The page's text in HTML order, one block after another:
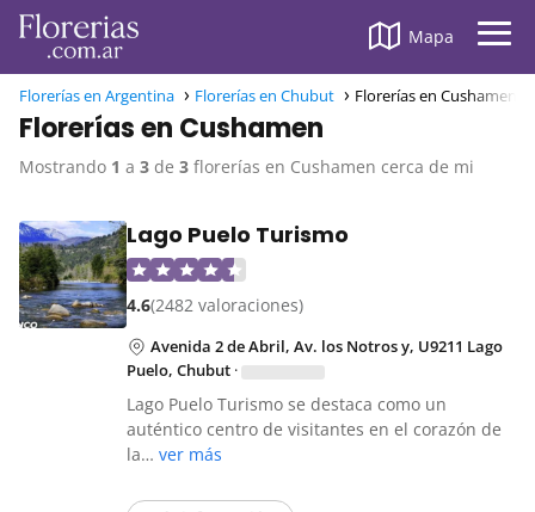
Mapa
Florerías en Argentina Florerías en Chubut Florerías en Cushamen
Florerías en Cushamen
Mostrando 1 a 3 de 3 florerías en Cushamen cerca de mi
Lago Puelo Turismo
4.6(2482 valoraciones)
Avenida 2 de Abril, Av. los Notros y, U9211 Lago
Puelo, Chubut ·
Lago Puelo Turismo se destaca como un
auténtico centro de visitantes en el corazón de
la… ver más